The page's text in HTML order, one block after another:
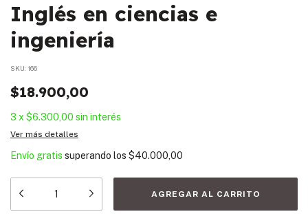
Inglés en ciencias e
ingeniería
SKU: 166
$18.900,00
3 x$6.300,00 sin interés
Ver más detalles
Envío gratis superando los $40.000,00